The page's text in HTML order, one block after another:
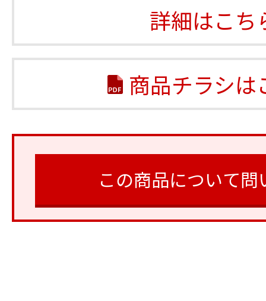
詳細はこち
商品チラシは
この商品について